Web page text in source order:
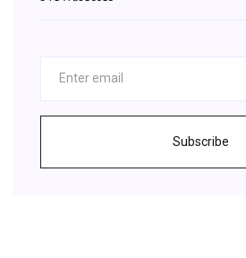
Subscribe